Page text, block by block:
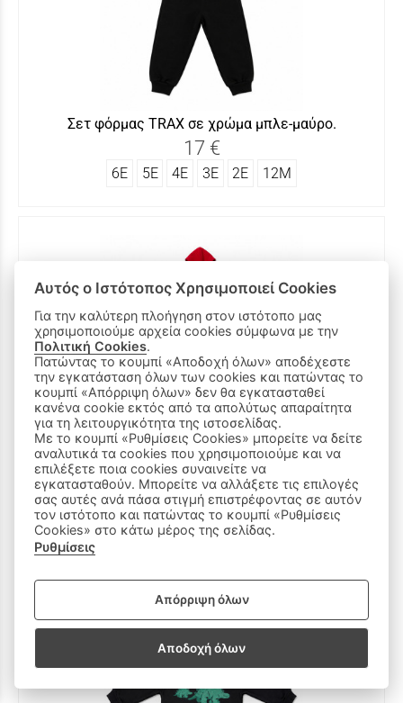
Σετ φόρμας TRAΧ σε χρώμα μπλε-μαύρο.
17 €
6Ε 5Ε 4Ε 3Ε 2Ε 12Μ
Σετ φόρμας TRAΧ σε χρώμα κόκκινο με γκρι.
25 €
Αυτός ο Ιστότοπος Χρησιμοποιεί Cookies
Για την καλύτερη πλοήγηση στον ιστότοπο μας
χρησιμοποιούμε αρχεία cookies σύμφωνα με την
Πολιτική Cookies.
Πατώντας το κουμπί «Αποδοχή όλων» αποδέχεστε
την εγκατάσταση όλων των cookies και πατώντας το
κουμπί «Απόρριψη όλων» δεν θα εγκατασταθεί
κανένα cookie εκτός από τα απολύτως απαραίτητα
για τη λειτουργικότητα της ιστοσελίδας.
Με το κουμπί «Ρυθμίσεις Cookies» μπορείτε να δείτε
αναλυτικά τα cookies που χρησιμοποιούμε και να
επιλέξετε ποια cookies συναινείτε να
εγκατασταθούν. Μπορείτε να αλλάξετε τις επιλογές
σας αυτές ανά πάσα στιγμή επιστρέφοντας σε αυτόν
τον ιστότοπο και πατώντας το κουμπί «Ρυθμίσεις
Cookies» στο κάτω μέρος της σελίδας.
Ρυθμίσεις
Απόρριψη όλων
Αποδοχή όλων